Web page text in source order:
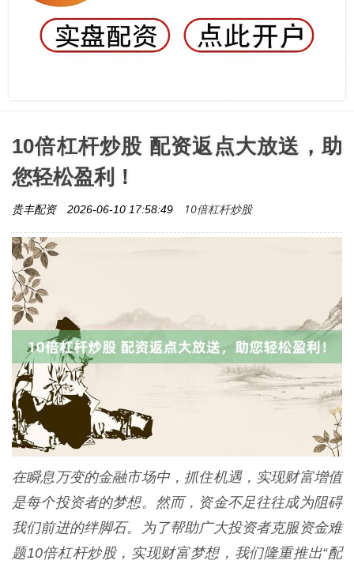
10倍杠杆炒股 配资返点大放送，助
您轻松盈利！
贵丰配资 2026-06-10 17:58:49 10倍杠杆炒股
在瞬息万变的金融市场中，抓住机遇，实现财富增值
是每个投资者的梦想。然而，资金不足往往成为阻碍
我们前进的绊脚石。为了帮助广大投资者克服资金难
题10倍杠杆炒股，实现财富梦想，我们隆重推出“配